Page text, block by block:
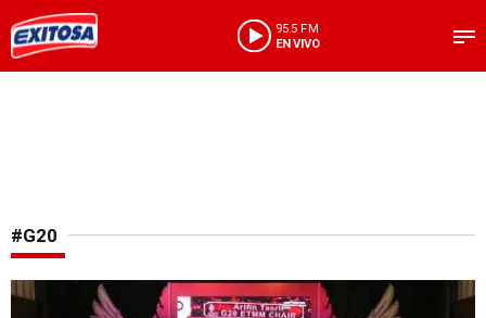
95.5 FM
EN VIVO
#G20